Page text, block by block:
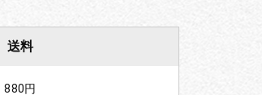
送料
880円